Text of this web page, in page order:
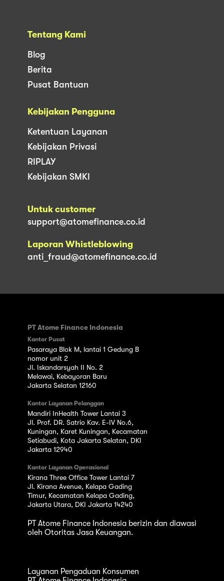
Tentang Kami
Blog
Berita
Pusat Bantuan
Kebijakan Pengguna
Ketentuan Layanan
Kebijakan Privasi
RIPLAY
Kebijakan SMKI
Untuk customer
support@atomefinance.co.id
Laporan Whistleblowing
anti_fraud@atomefinance.co.id
PT Atome Finance Indonesia
Kantor Pusat
Pasaraya Blok M, lantai 1 Gedung B
nomor unit 2
Jl. Iskandarsyah II No. 2
Melawai, Kebayoran Baru
Jakarta Selatan 12160
Kantor Layanan Pelanggan
Mandiri InHealth Tower Lantai 3
Jl. Prof. DR. Satrio Kav. E-IV No.6,
Kuningan, Karet Kuningan, Kecamatan
Setiabudi, Kota Jakarta Selatan, DKI
Jakarta 12940
Kantor Layanan Operasional
Kirana Three Office Tower Lantai 7
Jl. Kirana Avenue, Kelapa Gading
Timur, Kecamatan Kelapa Gading,
Jakarta Utara, DKI Jakarta 14240
PT Atome Finance Indonesia berizin dan diawasi
oleh Otoritas Jasa Keuangan.
Layanan Pengaduan Konsumen